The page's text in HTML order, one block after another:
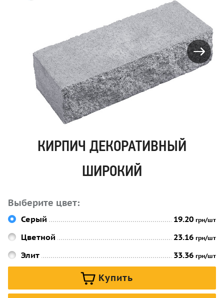
КИРПИЧ ДЕКОРАТИВНЫЙ
ШИРОКИЙ
Выберите цвет:
Серый 19.20 грн/шт
Цветной 23.16 грн/шт
Элит 33.36 грн/шт
Купить